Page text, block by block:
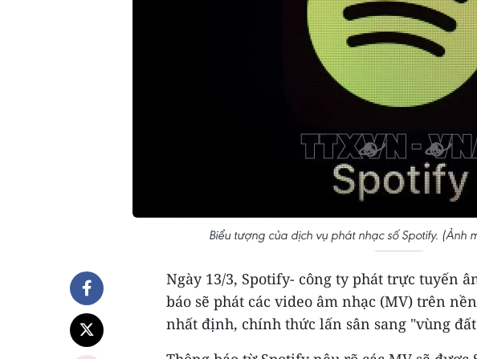
Biểu tượng của dịch vụ phát nhạc số Spotify. (Ảnh
Ngày 13/3, Spotify- công ty phát trực tuyến
báo sẽ phát các video âm nhạc (MV) trên
nhất định, chính thức lấn sân sang "vùng